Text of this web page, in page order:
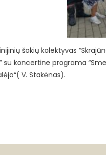
šokių kolektyvas
su koncertine programa
V. Stakėnas).